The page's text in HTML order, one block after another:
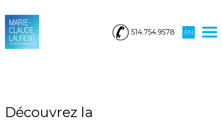
514.754.9578 EN
Découvrez la